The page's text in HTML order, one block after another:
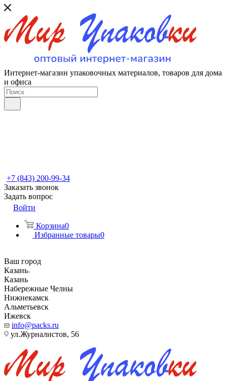
Интернет-магазин упаковочных материалов, товаров для дома
и офиса
+7 (843) 200-99-34
Заказать звонок
Задать вопрос
Войти
Корзина0
Избранные товары0
Ваш город
Казань
Казань
Набережные Челны
Нижнекамск
Альметьевск
Ижевск
info@packs.ru
ул.Журналистов, 56